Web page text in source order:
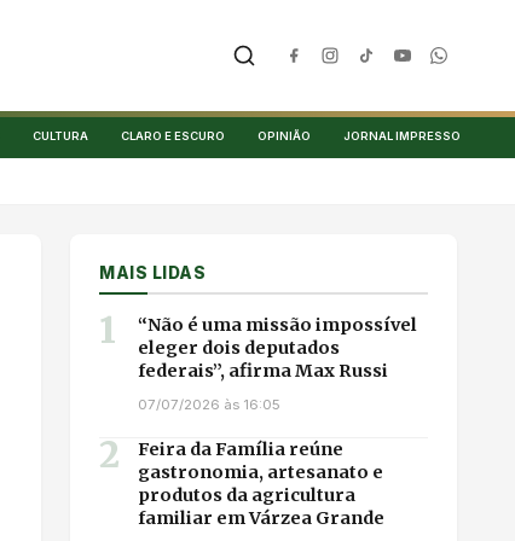
CULTURA CLARO E ESCURO OPINIÃO JORNAL IMPRESSO
MAIS LIDAS
1
“Não é uma missão impossível
eleger dois deputados
federais”, afirma Max Russi
07/07/2026 às 16:05
2
Feira da Família reúne
gastronomia, artesanato e
produtos da agricultura
familiar em Várzea Grande